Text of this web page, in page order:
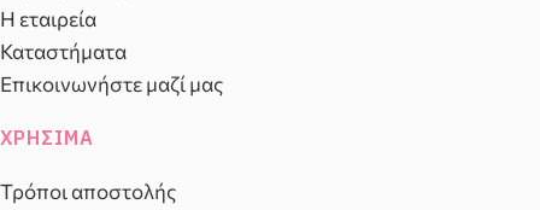
Η εταιρεία
Καταστήματα
Επικοινωνήστε μαζί μας
ΧΡΉΣΙΜΑ
Τρόποι αποστολής